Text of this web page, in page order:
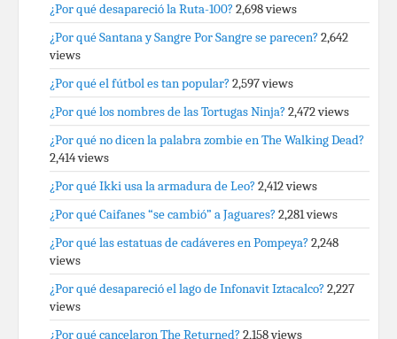
¿Por qué desapareció la Ruta-100? 2,698 views
¿Por qué Santana y Sangre Por Sangre se parecen? 2,642
views
¿Por qué el fútbol es tan popular? 2,597 views
¿Por qué los nombres de las Tortugas Ninja? 2,472 views
¿Por qué no dicen la palabra zombie en The Walking Dead?
2,414 views
¿Por qué Ikki usa la armadura de Leo? 2,412 views
¿Por qué Caifanes “se cambió” a Jaguares? 2,281 views
¿Por qué las estatuas de cadáveres en Pompeya? 2,248
views
¿Por qué desapareció el lago de Infonavit Iztacalco? 2,227
views
¿Por qué cancelaron The Returned? 2,158 views